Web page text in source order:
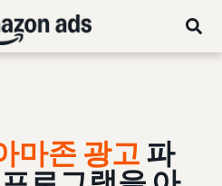
마존 광고 파